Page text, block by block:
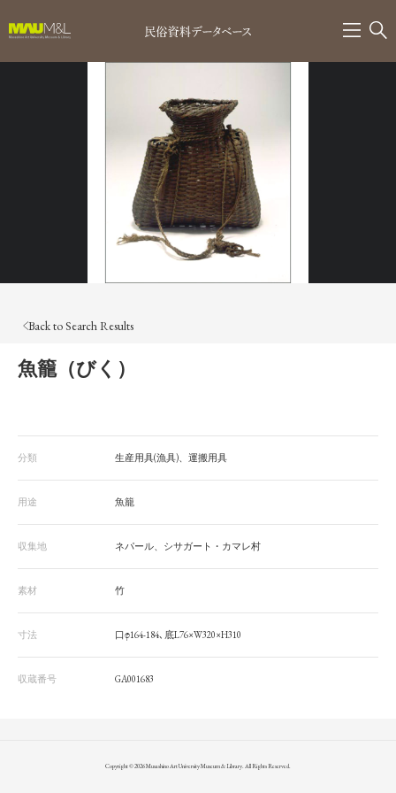
Back to Search Results
魚籠（びく）
分類 生産用具(漁具)、運搬用具
用途 魚籠
収集地 ネパール、シサガート・カマレ村
素材 竹
寸法 口φ164-184､底L76×W320×H310
収蔵番号 GA001683
Copyright © 2026 Musashino Art University Museum & Library. All Rights Reserved.